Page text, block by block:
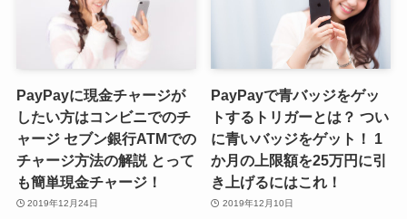
PayPayに現金チャージが
したい方はコンビニでのチ
ャージ セブン銀行ATMでの
チャージ方法の解説 とって
も簡単現金チャージ！
2019年12月24日
PayPayで青バッジをゲッ
トするトリガーとは？ つい
に青いバッジをゲット！ 1
か月の上限額を25万円に引
き上げるにはこれ！
2019年12月10日